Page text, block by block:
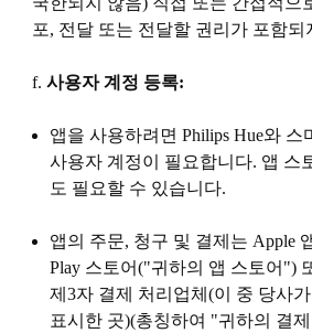
포, 전달 또는 전달할 권리가 포함되
f. 사용자 계정 등록:
앱을 사용하려면 Philips Hue와 스
사용자 계정이 필요합니다. 앱 스
도 필요할 수 있습니다.
앱의 주문, 청구 및 결제는 Apple
Play 스토어("귀하의 앱 스토어 ")
제3자 결제 처리업체(이 중 당사
표시한 곳)(총칭하여 "귀하의 결